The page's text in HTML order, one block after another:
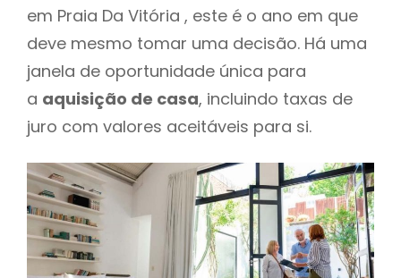
em Praia Da Vitória , este é o ano em que
deve mesmo tomar uma decisão. Há uma
janela de oportunidade única para
a aquisição de casa, incluindo taxas de
juro com valores aceitáveis para si.